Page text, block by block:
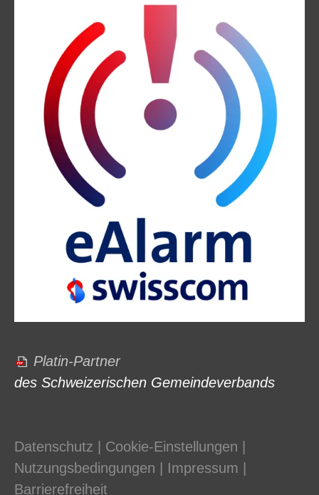
Platin-Partner
des Schweizerischen Gemeindeverbands
Datenschutz Cookie-Einstellungen
Nutzungsbedingungen
Impressum
Barrierefreiheit